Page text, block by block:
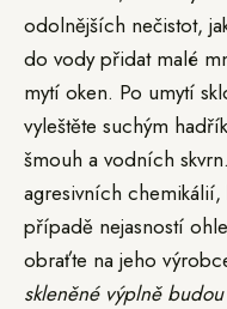
odolnějších nečistot,
do vody přidat malé
mytí oken. Po umytí
vyleštěte suchým
šmouh a vodních
agresivních
případě nejasností
obraťte na jeho
skleněné výplně